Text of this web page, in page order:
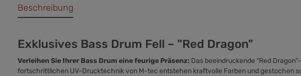
Beschreibung
Exklusives Bass Drum Fell – "Red Dragon"
Verleihen Sie Ihrer Bass Drum eine feurige Präsenz: Das beeindruckende "Red
fortschrittlichen UV-Drucktechnik von M-tec entstehen kraftvolle Farben und gestochen